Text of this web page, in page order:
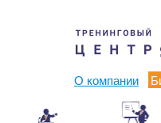
О компании